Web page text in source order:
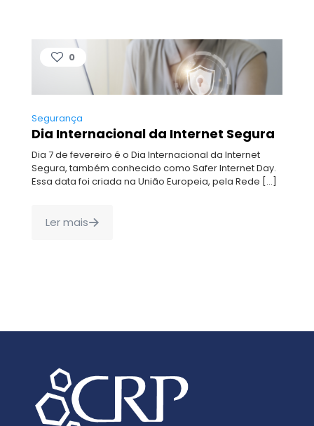
0
Segurança
Dia Internacional da Internet Segura
Dia 7 de fevereiro é o Dia Internacional da Internet
Segura, também conhecido como Safer Internet Day.
Essa data foi criada na União Europeia, pela Rede […]
Ler mais